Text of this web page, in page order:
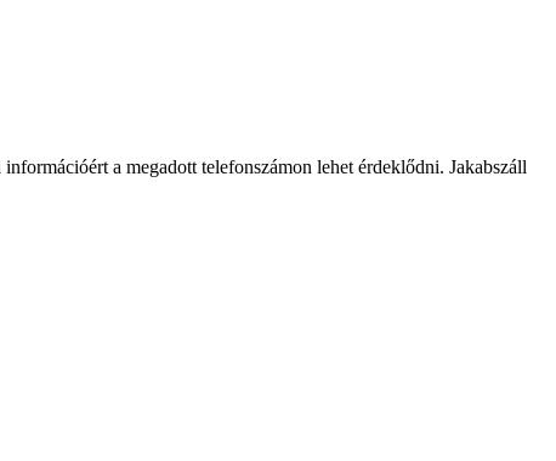
a megadott telefonszámon lehet érdeklődni. Jakabszáll